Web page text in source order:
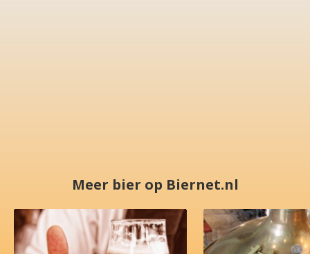
Meer bier op Biernet.nl